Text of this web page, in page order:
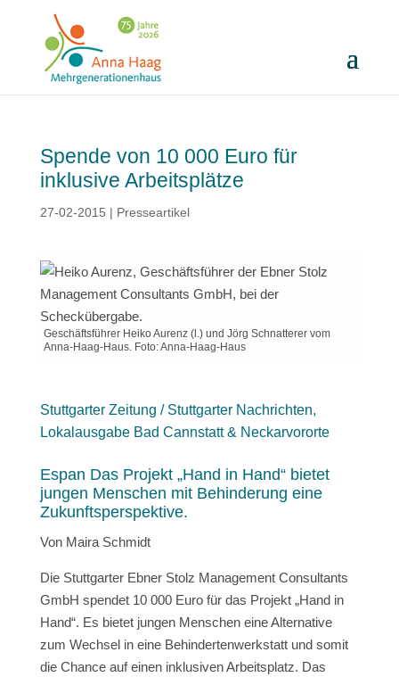
Spende von 10 000 Euro für
inklusive Arbeitsplätze
27-02-2015 | Presseartikel
Geschäftsführer Heiko Aurenz (l.) und Jörg Schnatterer vom
Anna-Haag-Haus. Foto: Anna-Haag-Haus
Stuttgarter Zeitung / Stuttgarter Nachrichten,
Lokalausgabe Bad Cannstatt & Neckarvororte
Espan Das Projekt „Hand in Hand“ bietet
jungen Menschen mit Behinderung eine
Zukunftsperspektive.
Von Maira Schmidt
Die Stuttgarter Ebner Stolz Management Consultants
GmbH spendet 10 000 Euro für das Projekt „Hand in
Hand“. Es bietet jungen Menschen eine Alternative
zum Wechsel in eine Behindertenwerkstatt und somit
die Chance auf einen inklusiven Arbeitsplatz. Das